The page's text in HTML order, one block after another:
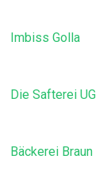
Imbiss Golla
Die Safterei UG
Bäckerei Braun